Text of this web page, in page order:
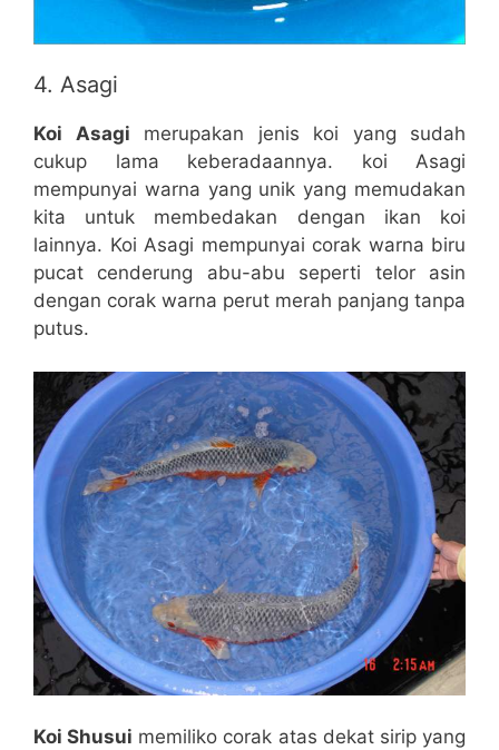
4. Asagi
Koi Asagi merupakan jenis koi yang sudah
cukup lama keberadaannya. koi Asagi
mempunyai warna yang unik yang memudakan
kita untuk membedakan dengan ikan koi
lainnya. Koi Asagi mempunyai corak warna biru
pucat cenderung abu-abu seperti telor asin
dengan corak warna perut merah panjang tanpa
putus.
Koi Shusui memiliko corak atas dekat sirip yang